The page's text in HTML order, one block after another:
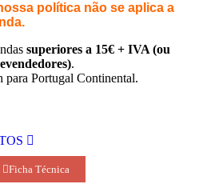
política não se aplica a
superiores a 15€ + IVA (ou
.
para Portugal Continental.
Ficha Técnica